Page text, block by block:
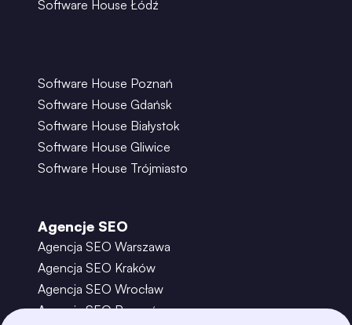
Software House Łódź
Software House Poznań
Software House Gdańsk
Software House Białystok
Software House Gliwice
Software House Trójmiasto
Agencje SEO
Agencja SEO Warszawa
Agencja SEO Kraków
Agencja SEO Wrocław
Agencja SEO Poznań